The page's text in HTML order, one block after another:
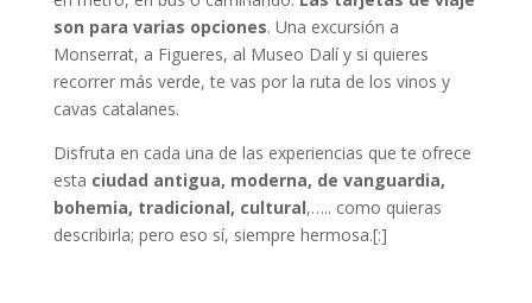
son para varias opciones. Una excursión a
Monserrat, a Figueres, al Museo Dalí y si quieres
recorrer más verde, te vas por la ruta de los vinos y
cavas catalanes.
Disfruta en cada una de las experiencias que te ofrece
esta ciudad antigua, moderna, de vanguardia,
bohemia, tradicional, cultural,….. como quieras
describirla; pero eso sí, siempre hermosa.[:]